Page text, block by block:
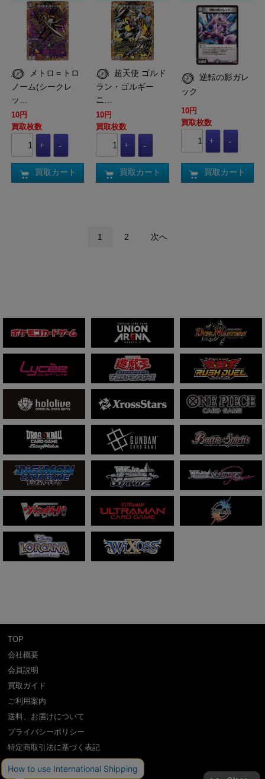
ノーム(シークレ
ッ…
10円
買取枚数
買取カート
ラン・ゴルギー
ニ…
10円
買取枚数
買取カート
ック
10円
買取枚数
買取カート
1 2 次へ
TOP
会社概要
会員説明
買取ガイド
ご利用案内
送料、お届けについて
プライバシーポリシー
特定商取引法に基づく表記